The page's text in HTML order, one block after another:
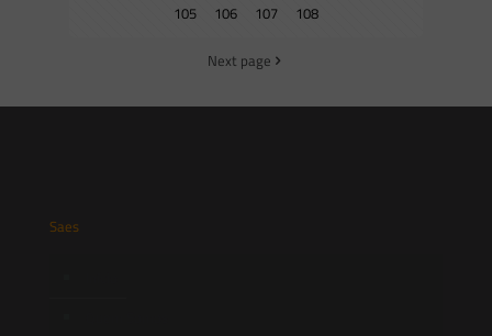
105
106 107 108
Next page
Saes